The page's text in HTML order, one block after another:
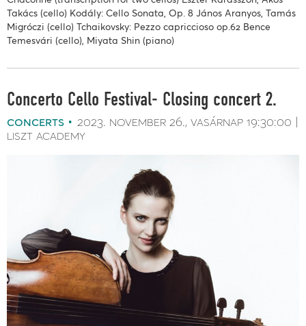
Takács (cello) Kodály: Cello Sonata, Op. 8 János Aranyos, Tamás
Migróczi (cello) Tchaikovsky: Pezzo capriccioso op.62 Bence
Temesvári (cello), Miyata Shin (piano)
Concerto Cello Festival- Closing concert 2.
concerts 2023. november 26. vasárnap 19:30:00
liszt academy